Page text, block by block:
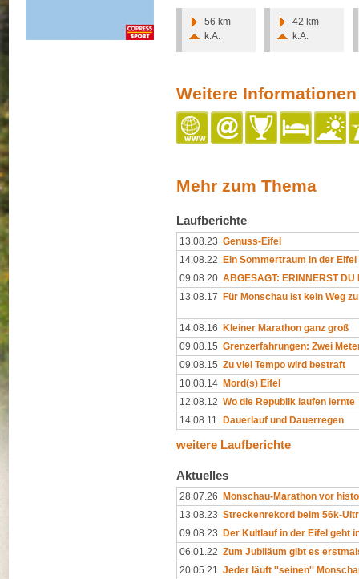
56 km
k.A.
42 km
k.A.
Weitere Informationen
Mehr zum Thema
Laufberichte
13.08.23 Genuss-Eifel
14.08.22 Ein Sommertraum in der Eifel
09.08.20 ABGESAGT: ERINNERST DU
13.08.17 Für Monschau ist kein Weg
14.08.16 Kleiner Marathon ganz groß
09.08.15 Grenzerfahrungen: Zwei
09.08.15 Zu viel Tempo wird bestraft
10.08.14 Mord(s) Eifel
12.08.12 Wo die Republik laufen lernte
14.08.11
Dauerlauf und Dauerregen
weitere Laufberichte
Aktuelles
28.07.26 Monschau-Marathon vor
13.08.23 Streckenrekord beim 56k-
09.08.23 Der Kultlauf in der Eifel geht
06.01.22 Zum Jubiläum gibt es
20.05.21
Jeder läuft ''seinen''